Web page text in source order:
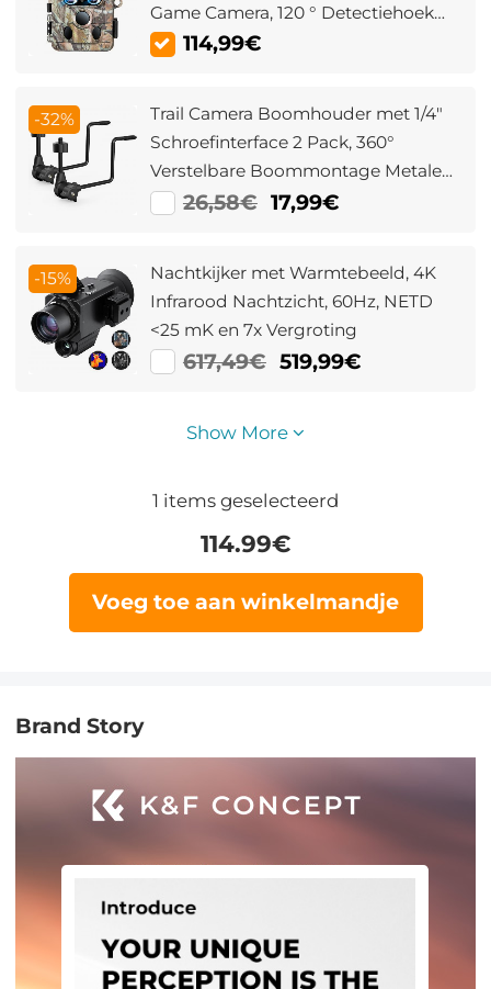
Game Camera, 120 ° Detectiehoek
0.3 Seconden Triggertijd, IP66
114,99€
-32%
Trail Camera Boomhouder met 1/4"
Schroefinterface 2 Pack, 360°
Verstelbare Boommontage Metalen
Beugel voor Trail Camera's,
26,58€ 17,99€
-15%
Nachtkijker met Warmtebeeld, 4K
Infrarood Nachtzicht, 60Hz, NETD
<25 mK en 7x Vergroting
617,49€ 519,99€
Show More
1 items geselecteerd
114.99€
Voeg toe aan winkelmandje
Brand Story